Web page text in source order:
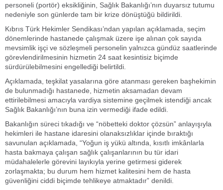
personeli (portör) eksikliğinin, Sağlık Bakanlığı’nın duyarsız tutumu
nedeniyle son günlerde tam bir krize dönüştüğü bildirildi.
Kıbrıs Türk Hekimler Sendikası’ndan yapılan açıklamada, seçim
dönemlerinde hastanede çalışmak üzere işe alınan çok sayıda
mevsimlik işçi ve sözleşmeli personelin yalnızca gündüz saatlerinde
görevlendirilmesinin hizmetin 24 saat kesintisiz biçimde
sürdürülebilmesini engellediği belirtildi.
Açıklamada, teşkilat yasalarına göre atanması gereken başhekimin
de bulunmadığı hastanede, hizmetin aksamadan devam
ettirilebilmesi amacıyla vardiya sistemine geçilmek istendiği ancak
Sağlık Bakanlığı’nın buna izin vermediği ifade edildi.
Bakanlığın süreci tıkadığı ve “nöbetteki doktor çözsün” anlayışıyla
hekimleri ile hastane idaresini olanaksızlıklar içinde bıraktığı
savunulan açıklamada, “Yoğun iş yükü altında, kısıtlı imkânlarla
hasta bakmaya çalışan sağlık çalışanlarının bu tür idari
müdahalelerle görevini layıkıyla yerine getirmesi giderek
zorlaşmakta; bu durum hem hizmet kalitesini hem de hasta
güvenliğini ciddi biçimde tehlikeye atmaktadır” denildi.